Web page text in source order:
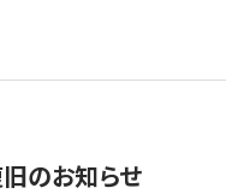
のお知らせ